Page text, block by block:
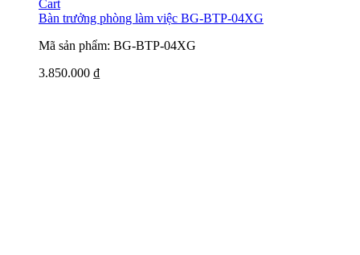
Cart
Bàn trưởng phòng làm việc BG-BTP-04XG
Mã sản phẩm: BG-BTP-04XG
3.850.000 ₫